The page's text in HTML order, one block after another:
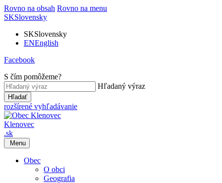
Rovno na obsah Rovno na menu
SKSlovensky
SKSlovensky
ENEnglish
Facebook
S čím pomôžeme?
Hľadaný výraz
Hľadať
rozšírené vyhľadávanie
Klenovec
.sk
Menu
Obec
O obci
Geografia